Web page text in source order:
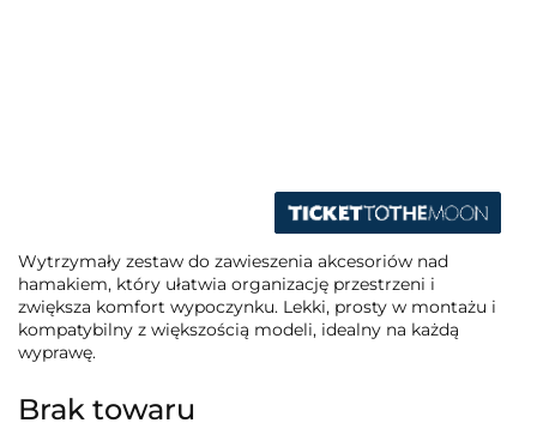
Wytrzymały zestaw do zawieszenia akcesoriów nad
hamakiem, który ułatwia organizację przestrzeni i
zwiększa komfort wypoczynku. Lekki, prosty w montażu i
kompatybilny z większością modeli, idealny na każdą
wyprawę.
Brak towaru